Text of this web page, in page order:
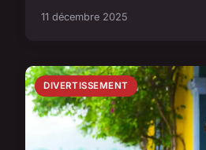
11 décembre 2025
DIVERTISSEMENT